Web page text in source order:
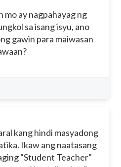
mo ay nagpahayag ng
sa isang isyu, ano
gawin para maiwasan
kang hindi masyadong
Ikaw ang naatasang
“Student Teacher”